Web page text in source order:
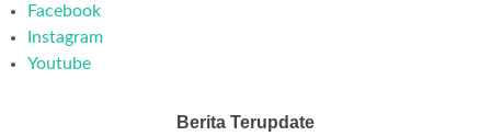
Facebook
Instagram
Youtube
Berita Terupdate